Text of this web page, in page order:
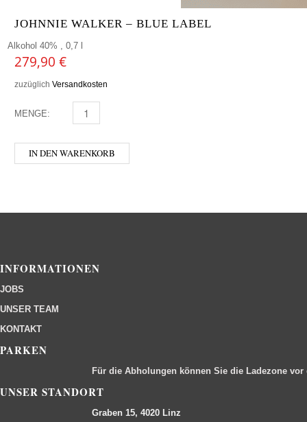
JOHNNIE WALKER – BLUE LABEL
Alkohol 40% , 0,7 l
279,90 €
zuzüglich Versandkosten
MENGE: JOHNNIE WALKER - BLUE LABEL MENGE
IN DEN WARENKORB
INFORMATIONEN
JOBS
UNSER TEAM
KONTAKT
PARKEN
Für die Abholungen können Sie die Ladezone
UNSER STANDORT
Graben 15, 4020 Linz